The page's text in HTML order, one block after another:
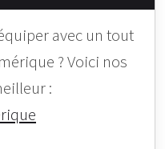
avec un tout
? Voici nos
: